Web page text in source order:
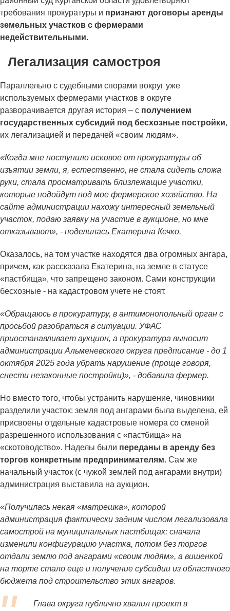
требования прокуратуры и признают договоры аренды
земельных участков с фермерами
недействительными.
Легализация самостроя
Параллельно с судебными спорами вокруг уже
используемых фермерами участков в округе
разворачивается другая история – с получением
государственных субсидий под бесхозные постройки,
их легализацией и передачей «своим людям».
«Когда мне поступило исковое от прокуратуры об
изъятии земли, я, естественно, не стала сидеть сложа
руки, стала просматривать близлежащие участки,
которые подойдут под мое фермерское хозяйство. На
сайте администрации нахожу интересный земельный
участок, подаю заявку на участие в аукционе, но мне
отказывают», - поделилась Екатерина Кечко.
Оказалось, на том участке находятся два огромных ангара,
причем, как рассказала Екатерина, на земле в статусе
«пастбища», что запрещено законом. Сами конструкции
бесхозные - на кадастровом учете не стоят.
«Обращаюсь в прокуратуру, в антимонопольный орган с
просьбой разобраться в ситуации. УФАС
приостанавливает аукцион, а прокуратура выносит
администрации Альменевского округа предписание - до 1
октября 2025 года убрать нарушение (проще говоря,
снести незаконные постройки)», - добавила фермер.
Но вместо того, чтобы устранить нарушение, чиновники
разделили участок: земля под ангарами была выделена, ей
присвоены отдельные кадастровые номера со сменой
разрешенного использования с «пастбища» на
«скотоводство». Наделы были переданы в аренду без
торгов конкретным предпринимателям. Сам же
начальный участок (с чужой землей под ангарами внутри)
администрация выставила на аукцион.
«Получилась некая «матрешка», которой
администрация фактически задним числом легализовала
самострой на муниципальных пастбищах: сначала
изменили конфигурацию участка, потом без торгов
отдали землю под ангарами «своим людям», а вишенкой
на торте стало еще и получение субсидии из областного
бюджета под строительство этих ангаров.
Глава округа публично хвалил проект в